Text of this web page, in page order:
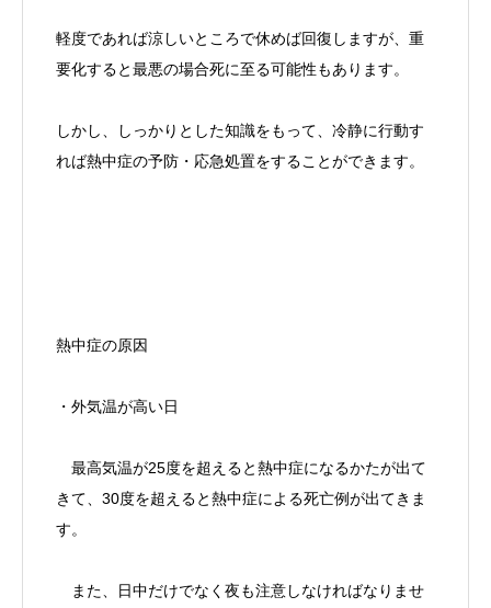
軽度であれば涼しいところで休めば回復しますが、重
要化すると最悪の場合死に至る可能性もあります。
しかし、しっかりとした知識をもって、冷静に行動す
れば熱中症の予防・応急処置をすることができます。
熱中症の原因
・外気温が高い日
最高気温が25度を超えると熱中症になるかたが出て
きて、30度を超えると熱中症による死亡例が出てきま
す。
また、日中だけでなく夜も注意しなければなりませ